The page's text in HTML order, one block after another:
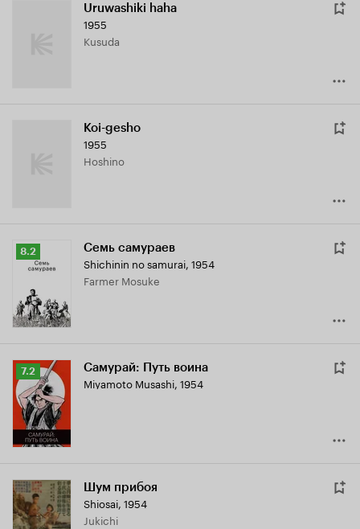
Uruwashiki haha
1955
Kusuda
Koi-gesho
1955
Hoshino
Рейтинг
Кинопоиска
8.2 Семь самураев
Shichinin no samurai, 1954
Farmer Mosuke
Рейтинг
Кинопоиска
7.2
7.2 Самурай: Путь воина
Miyamoto Musashi, 1954
Шум прибоя
Shiosai, 1954
Jukichi